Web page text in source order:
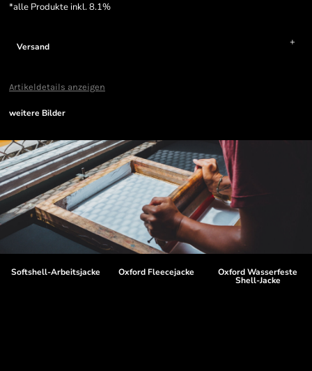
*alle Produkte inkl. 8.1%
Versand
Artikeldetails anzeigen
weitere Bilder
Softshell-Arbeitsjacke Oxford Fleecejacke Oxford Wasserfeste
Shell-Jacke